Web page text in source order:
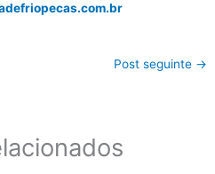
Post seguinte →